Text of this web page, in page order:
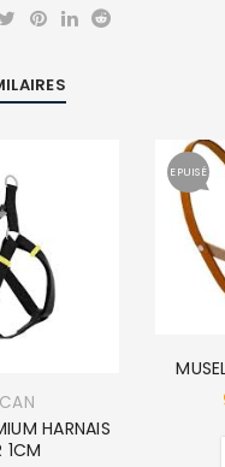
HARNAIS
1CM
EPUISÉ